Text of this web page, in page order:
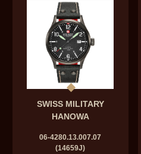
SWISS MILITARY
HANOWA
06-4280.13.007.07
(14659J)